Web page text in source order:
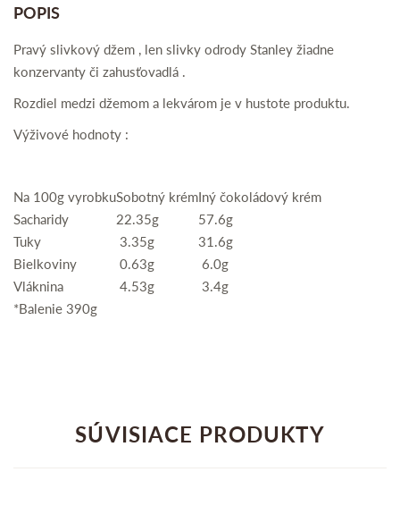
POPIS
Pravý slivkový džem , len slivky odrody Stanley žiadne
konzervanty či zahusťovadlá .
Rozdiel medzi džemom a lekvárom je v hustote produktu.
Výživové hodnoty :
Na 100g vyrobkuSobotný krémIný čokoládový krém
Sacharidy
22.35g
57.6g
Tuky
3.35g
31.6g
Bielkoviny
0.63g
6.0g
Vláknina
4.53g
3.4g
*Balenie 390g
SÚVISIACE PRODUKTY